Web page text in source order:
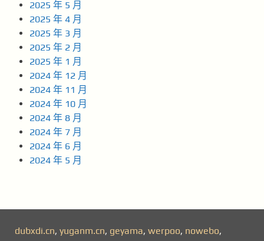
2025 年 5 月
2025 年 4 月
2025 年 3 月
2025 年 2 月
2025 年 1 月
2024 年 12 月
2024 年 11 月
2024 年 10 月
2024 年 8 月
2024 年 7 月
2024 年 6 月
2024 年 5 月
dubxdi.cn, yuganm.cn, geyama, werpoo, nowebo,